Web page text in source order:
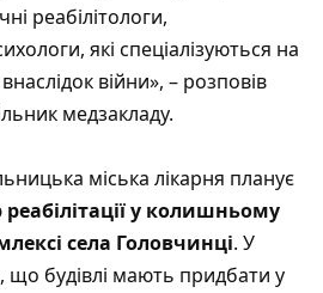
реабілітологи,
які спеціалізуються на
війни», – розповів
медзакладу.
міська лікарня планує
у колишньому
села Головчинці. У
що будівлі мають придбати у